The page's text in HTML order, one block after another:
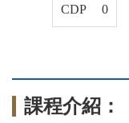
CDP 0
課程介紹：